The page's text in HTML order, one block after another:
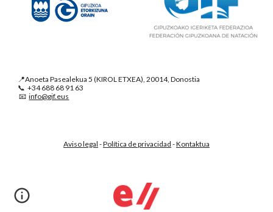
📍Anoeta Pasealekua 5 (KIROL ETXEA), 20014, Donostia
📞 +34 688 68 91 63
📧info@gif.eus
Aviso legal -Política de privacidad -Kontaktua